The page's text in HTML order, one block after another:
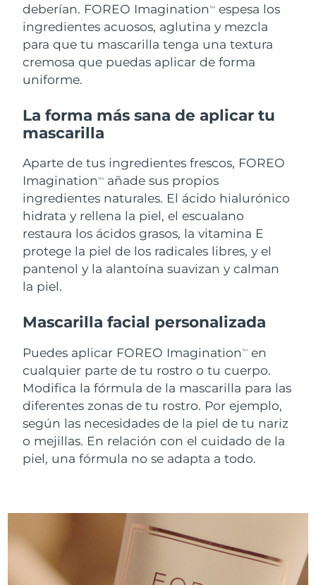
deberían. FOREO ImaginationTM
espesa los
ingredientes acuosos, aglutina y mezcla
para que tu mascarilla tenga una textura
cremosa que puedas aplicar de forma
uniforme.
La forma más sana de aplicar tu
mascarilla
Aparte de tus ingredientes frescos, FOREO
ImaginationTM
añade sus propios
ingredientes naturales. El ácido hialurónico
hidrata y rellena la piel, el escualano
restaura los ácidos grasos, la vitamina E
protege la piel de los radicales libres, y el
pantenol y la alantoína suavizan y calman
la piel.
Mascarilla facial personalizada
Puedes aplicar FOREO ImaginationTM
en
cualquier parte de tu rostro o tu cuerpo.
Modifica la fórmula de la mascarilla para las
diferentes zonas de tu rostro. Por ejemplo,
según las necesidades de la piel de tu nariz
o mejillas. En relación con el cuidado de la
piel, una fórmula no se adapta a todo.
Eslovenia Entrega prevista8/08/26
Sudáfrica Entrega prevista16/08/26
Corea del Sur
España Entrega prevista 8/08/26
Suecia
Suiza Entrega prevista
Taiwán Entrega prevista
Entrega prevista
Turquía Entrega prevista 9/08/26
Unidos
Entrega prevista 9/08/26
Reino Unido Entrega prevista8/08/26
Estados Unidos Entrega prevista9/08/26
Uzbekistán Entrega prevista13/08/26
Vietnam Entrega prevista14/08/26